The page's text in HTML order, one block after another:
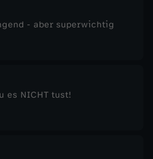
- aber superwichtig
es NICHT tust!